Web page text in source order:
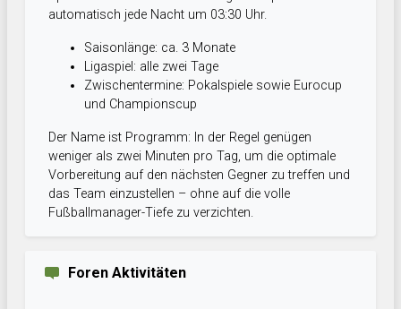
automatisch jede Nacht um 03:30 Uhr.
Saisonlänge: ca. 3 Monate
Ligaspiel: alle zwei Tage
Zwischentermine: Pokalspiele sowie Eurocup
und Championscup
Der Name ist Programm: In der Regel genügen
weniger als zwei Minuten pro Tag, um die optimale
Vorbereitung auf den nächsten Gegner zu treffen und
das Team einzustellen – ohne auf die volle
Fußballmanager-Tiefe zu verzichten.
Foren Aktivitäten